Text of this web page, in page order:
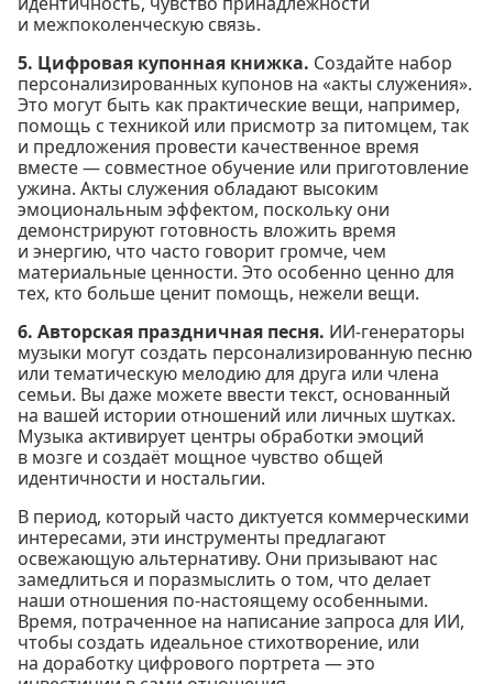
и межпоколенческую связь.
5. Цифровая купонная книжка. Создайте набор
персонализированных купонов на «акты служения».
Это могут быть как практические вещи, например,
помощь с техникой или присмотр за питомцем, так
и предложения провести качественное время
вместе — совместное обучение или приготовление
ужина. Акты служения обладают высоким
эмоциональным эффектом, поскольку они
демонстрируют готовность вложить время
и энергию, что часто говорит громче, чем
материальные ценности. Это особенно ценно для
тех, кто больше ценит помощь, нежели вещи.
6. Авторская праздничная песня. ИИ-генераторы
музыки могут создать персонализированную песню
или тематическую мелодию для друга или члена
семьи. Вы даже можете ввести текст, основанный
на вашей истории отношений или личных шутках.
Музыка активирует центры обработки эмоций
в мозге и создаёт мощное чувство общей
идентичности и ностальгии.
В период, который часто диктуется коммерческими
интересами, эти инструменты предлагают
освежающую альтернативу. Они призывают нас
замедлиться и поразмыслить о том, что делает
наши отношения по-настоящему особенными.
Время, потраченное на написание запроса для ИИ,
чтобы создать идеальное стихотворение, или
на доработку цифрового портрета — это